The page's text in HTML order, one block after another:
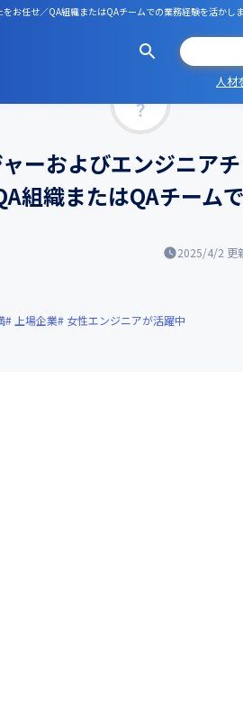
お任せ／QA組織またはQAチームでの業務経験を活かし
人材
ーおよびエンジニアチ
組織またはQAチームで
2025/4/2 更
上場企業 女性エンジニアが活躍中